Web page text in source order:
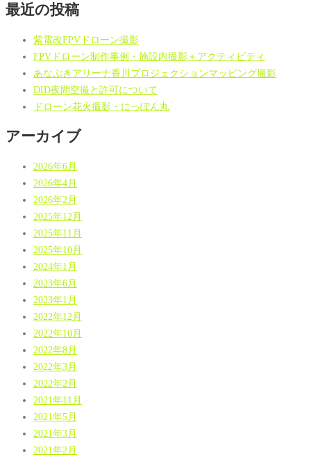
最近の投稿
紫電改FPVドローン撮影
FPVドローン制作事例・施設内撮影＋アクティビティ
あなぶきアリーナ香川プロジェクションマッピング撮影
DID夜間空撮と許可について
ドローン花火撮影・にっぽん丸
アーカイブ
2026年6月
2026年4月
2026年2月
2025年12月
2025年11月
2025年10月
2024年1月
2023年6月
2023年1月
2022年12月
2022年10月
2022年8月
2022年3月
2022年2月
2021年11月
2021年5月
2021年3月
2021年2月